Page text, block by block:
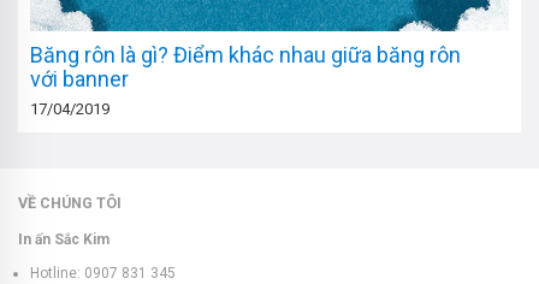
Băng rôn là gì? Điểm khác nhau giữa băng rôn
với banner
17/04/2019
VỀ CHÚNG TÔI
In ấn Sắc Kim
Hotline: 0907 831 345